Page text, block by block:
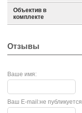
Объектив в
комплекте
Отзывы
Ваше имя:
не публикуется
Ваш E-mail: